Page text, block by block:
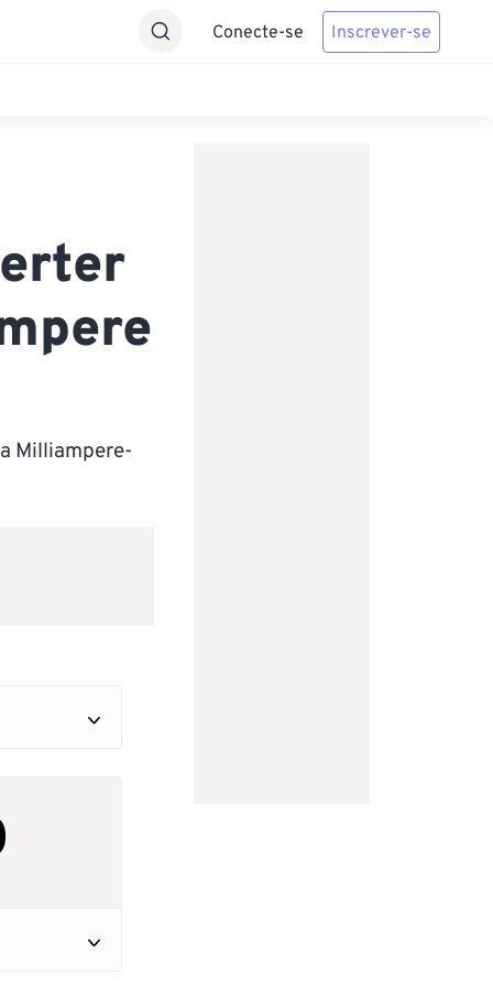
Conecte-se Inscrever-se
Milliampere-